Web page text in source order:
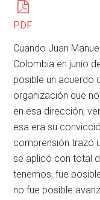
PDF
Cuando Juan
Colombia en junio
posible un acuerdo
organización que
en esa dirección,
esa era su
comprensión trazó
se aplicó con total
tenemos, fue
no fue posible